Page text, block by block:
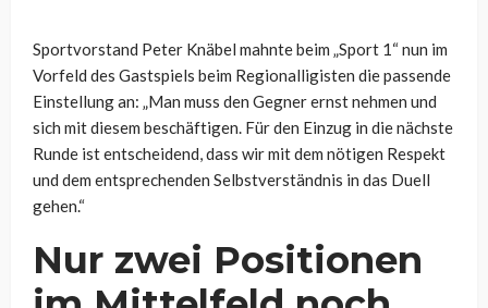
Sportvorstand Peter Knäbel mahnte beim „Sport 1“ nun im
Vorfeld des Gastspiels beim Regionalligisten die passende
Einstellung an: „Man muss den Gegner ernst nehmen und
sich mit diesem beschäftigen. Für den Einzug in die nächste
Runde ist entscheidend,dass wir mit dem nötigen Respekt
und dem entsprechenden Selbstverständnis in das Duell
gehen.“
Nur zwei Positionen